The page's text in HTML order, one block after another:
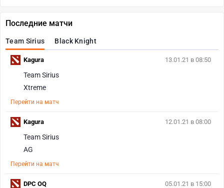
Последние матчи
Team Sirius Black Knight
13.01.21 в 08:50
Team Sirius
Xtreme
Перейти на матч
Kagura
12.01.21 в 08:00
Team Sirius
AG
Перейти на матч
Kagura
05.01.21 в 15:00
DPC OQ